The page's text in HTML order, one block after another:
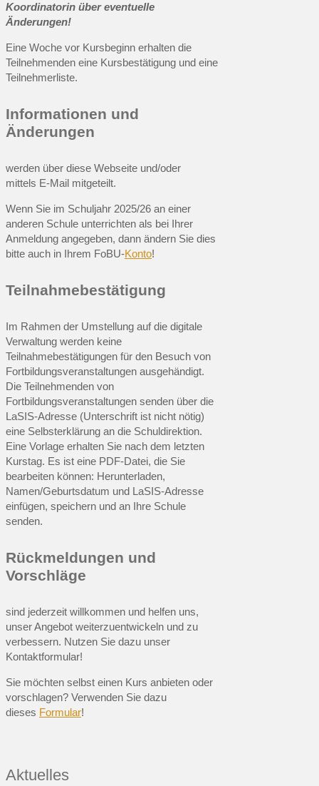
Koordinatorin über eventuelle
Änderungen!
Eine Woche vor Kursbeginn erhalten die
Teilnehmenden eine Kursbestätigung und eine
Teilnehmerliste.
Informationen und
Änderungen
werden über diese Webseite und/oder
mittels E-Mail mitgeteilt.
Wenn Sie im Schuljahr 2025/26 an einer
anderen Schule unterrichten als bei Ihrer
Anmeldung angegeben, dann ändern Sie dies
bitte auch in Ihrem FoBU-Konto!
Teilnahmebestätigung
Im Rahmen der Umstellung auf die digitale
Verwaltung werden keine
Teilnahmebestätigungen für den Besuch von
Fortbildungsveranstaltungen ausgehändigt.
Die Teilnehmenden von
Fortbildungsveranstaltungen senden über die
LaSIS-Adresse (Unterschrift ist nicht nötig)
eine Selbsterklärung an die Schuldirektion.
Eine Vorlage erhalten Sie nach dem letzten
Kurstag. Es ist eine PDF-Datei, die Sie
bearbeiten können: Herunterladen,
Namen/Geburtsdatum und LaSIS-Adresse
einfügen, speichern und an Ihre Schule
senden.
Rückmeldungen und
Vorschläge
sind jederzeit willkommen und helfen uns,
unser Angebot weiterzuentwickeln und zu
verbessern. Nutzen Sie dazu unser
Kontaktformular!
Sie möchten selbst einen Kurs anbieten oder
vorschlagen? Verwenden Sie dazu
dieses Formular!
Aktuelles